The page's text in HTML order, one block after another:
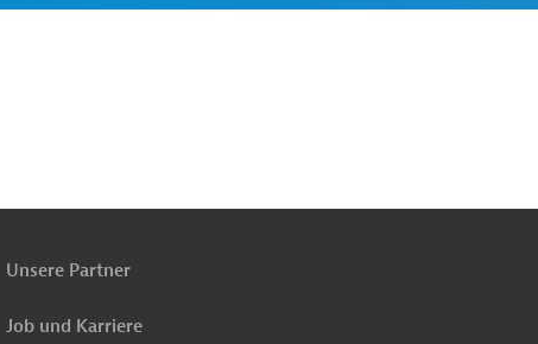
oben
Unsere Partner
Job und Karriere